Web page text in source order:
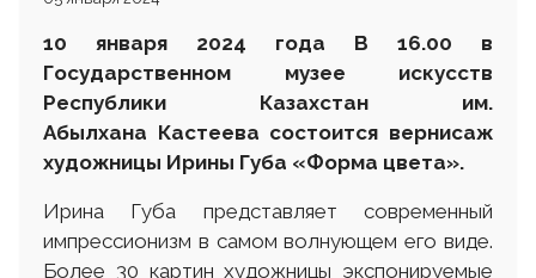
10 января 2024 года В 16.00 в
Государственном музее искусств
Республики Казахстан им.
Абылхана Кастеева состоится вернисаж
художницы Ирины Губа «Форма цвета».
Ирина Губа представляет современный
импрессионизм в самом волнующем его виде.
Более 30 картин художницы экспонируемые